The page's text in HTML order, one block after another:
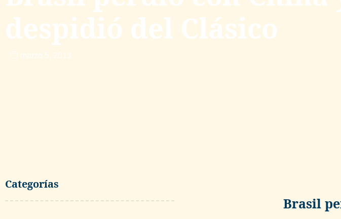
despidió del Clásico
marzo 5, 2013
Categorías
Brasil